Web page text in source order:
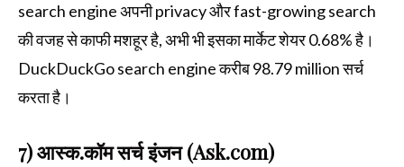
search engine अपनी privacy और fast-growing search
की वजह से काफी मशहूर है, अभी भी इसका मार्केट शेयर 0.68% है।
DuckDuckGo search engine करीब 98.79 million सर्च
करता है।
7) आस्क.कॉम सर्च इंजन (Ask.com)